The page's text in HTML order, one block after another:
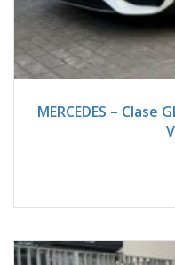
MERCEDES – Clase